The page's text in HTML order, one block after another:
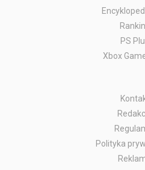
PS
Xbox
Polityka